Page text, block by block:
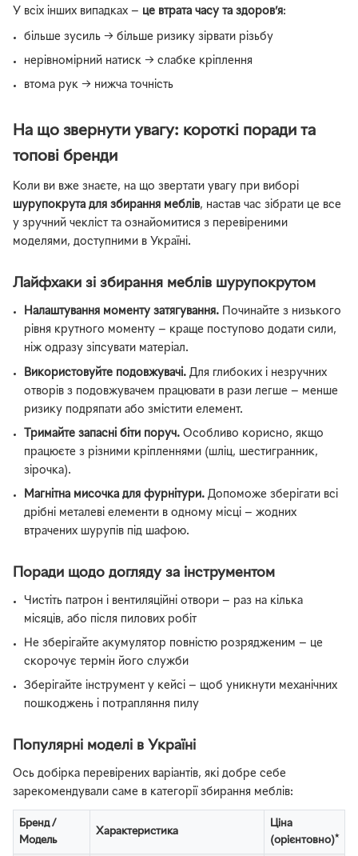
У всіх інших випадках — це втрата часу та здоров’я:
більше зусиль → більше ризику зірвати різьбу
нерівномірний натиск → слабке кріплення
втома рук → нижча точність
На що звернути увагу: короткі поради та
топові бренди
Коли ви вже знаєте, на що звертати увагу при виборі
шурупокрута для збирання меблів, настав час зібрати це все
у зручний чекліст та ознайомитися з перевіреними
моделями, доступними в Україні.
Лайфхаки зі збирання меблів шурупокрутом
Налаштування моменту затягування.
Починайте з низького
рівня крутного моменту — краще поступово додати сили,
ніж одразу зіпсувати матеріал.
Використовуйте подовжувачі.Для глибоких і незручних
отворів з подовжувачем працювати в рази легше — менше
ризику подряпати або змістити елемент.
Тримайте запасні біти поруч.Особливо корисно, якщо
працюєте з різними кріпленнями (шліц, шестигранник,
зірочка).
Магнітна мисочка для фурнітури.Допоможе зберігати всі
дрібні металеві елементи в одному місці — жодних
втрачених шурупів під шафою.
Поради щодо догляду за інструментом
Чистіть патрон і вентиляційні отвори — раз на кілька
місяців, або після пилових робіт
Не зберігайте акумулятор повністю розрядженим — це
скорочує термін його служби
Зберігайте інструмент у кейсі — щоб уникнути механічних
пошкоджень і потрапляння пилу
Популярні моделі в Україні
Ось добірка перевірених варіантів, які добре себе
зарекомендували саме в категорії збирання меблів:
Бренд /
Модель
Характеристика
Ціна
(орієнтовно)*